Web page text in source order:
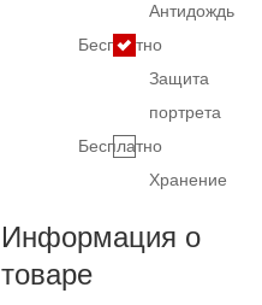
Антидождь
Бесплатно
Защита
портрета
Бесплатно
Хранение
Информация о
товаре